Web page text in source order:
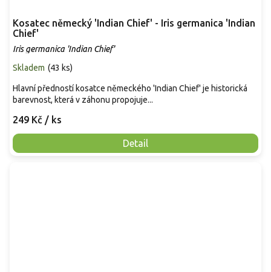
Kosatec německý 'Indian Chief' - Iris germanica 'Indian
Chief'
Iris germanica 'Indian Chief'
Skladem (43 ks)
249 Kč / ks
Detail
Hlavní předností kosatce německého 'Indian Chief' je historická
barevnost, která v záhonu propojuje...